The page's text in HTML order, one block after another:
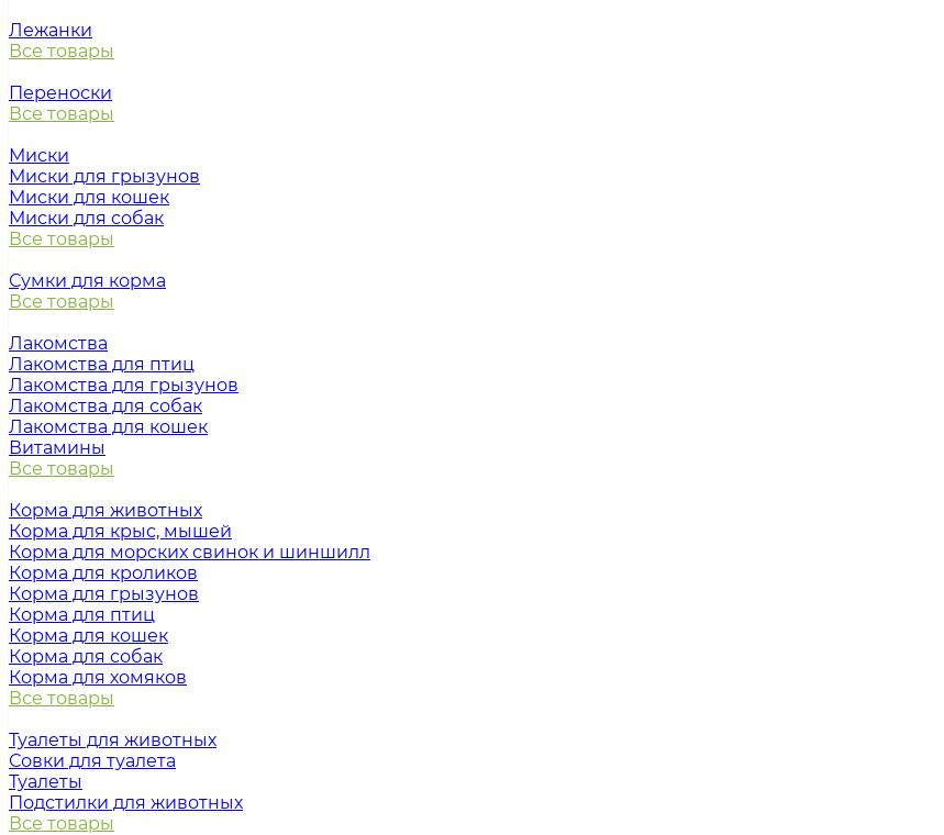
Лежанки
Все товары
Переноски
Все товары
Миски
Миски для грызунов
Миски для кошек
Миски для собак
Все товары
Сумки для корма
Все товары
Лакомства
Лакомства для птиц
Лакомства для грызунов
Лакомства для собак
Лакомства для кошек
Витамины
Все товары
Корма для животных
Корма для крыс, мышей
Корма для морских свинок и шиншилл
Корма для кроликов
Корма для грызунов
Корма для птиц
Корма для кошек
Корма для собак
Корма для хомяков
Все товары
Туалеты для животных
Совки для туалета
Туалеты
Подстилки для животных
Все товары